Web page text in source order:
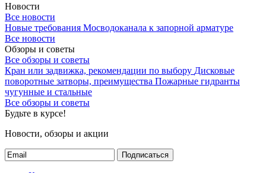
Новости
Все новости
Новые требования Мосводоканала к запорной арматуре
Все новости
Обзоры и советы
Все обзоры и советы
Кран или задвижка, рекомендации по выбору Дисковые
поворотные затворы, преимущества Пожарные гидранты
чугунные и стальные
Все обзоры и советы
Будьте в курсе!
Новости, обзоры и акции
Подписаться